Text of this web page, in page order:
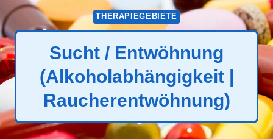
THERAPIEGEBIETE
Sucht / Entwöhnung
(Alkoholabhängigkeit |
Raucherentwöhnung)